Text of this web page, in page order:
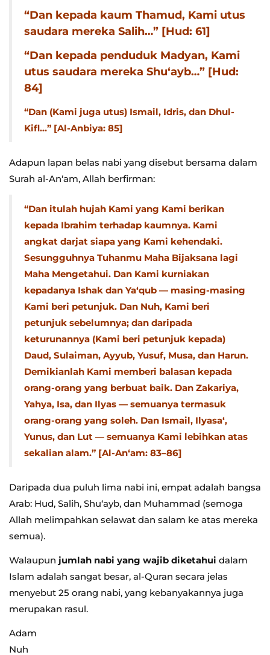
“Dan kepada kaum Thamud, Kami utus
saudara mereka Salih…” [Hud: 61]
“Dan kepada penduduk Madyan, Kami
utus saudara mereka Shu‘ayb…” [Hud:
84]
“Dan (Kami juga utus) Ismail, Idris, dan Dhul-
Kifl…” [Al-Anbiya: 85]
Adapun lapan belas nabi yang disebut bersama dalam
Surah al-An‘am, Allah berfirman:
“Dan itulah hujah Kami yang Kami berikan
kepada Ibrahim terhadap kaumnya. Kami
angkat darjat siapa yang Kami kehendaki.
Sesungguhnya Tuhanmu Maha Bijaksana lagi
Maha Mengetahui. Dan Kami kurniakan
kepadanya Ishak dan Ya‘qub — masing-masing
Kami beri petunjuk. Dan Nuh, Kami beri
petunjuk sebelumnya; dan daripada
keturunannya (Kami beri petunjuk kepada)
Daud, Sulaiman, Ayyub, Yusuf, Musa, dan Harun.
Demikianlah Kami memberi balasan kepada
orang-orang yang berbuat baik. Dan Zakariya,
Yahya, Isa, dan Ilyas — semuanya termasuk
orang-orang yang soleh. Dan Ismail, Ilyasa‘,
Yunus, dan Lut — semuanya Kami lebihkan atas
sekalian alam.” [Al-An‘am: 83–86]
Daripada dua puluh lima nabi ini, empat adalah bangsa
Arab: Hud, Salih, Shu‘ayb, dan Muhammad (semoga
Allah melimpahkan selawat dan salam ke atas mereka
semua).
Walaupun jumlah nabi yang wajib diketahui dalam
Islam adalah sangat besar, al-Quran secara jelas
menyebut 25 orang nabi, yang kebanyakannya juga
merupakan rasul.
Adam
Nuh